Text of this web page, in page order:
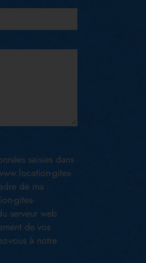
saisies dans
gites-
de ma
gites-
serveur web
de vos
vous à notre